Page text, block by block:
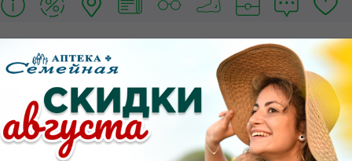
О КОМПАНИИ
Акции
Архив акций
Новости
ИНФОРМАЦИЯ
Аптечная справка
Адреса аптек
Спорт и фитнес
Газета